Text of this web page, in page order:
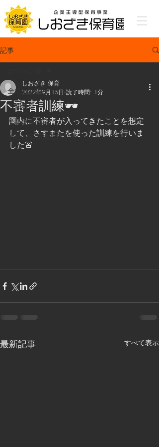
記事
全ての記事
入園募集
最新記事投稿
ホーム画面掲載用記事
不審者訓練🕶
しおざき 保育
2022年9月15日 読了時間: 1分
園内に不審者が入ってきたことを想定
して、さすまたを使った訓練を行いま
した🚨
最新記事 すべて表示